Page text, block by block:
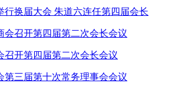
行换届大会 朱道六连任第四届会长
召开第四届第二次会长会议